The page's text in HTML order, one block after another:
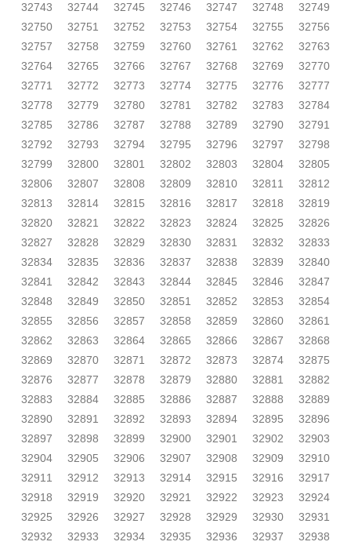
32743
32744 32745 32746 32747 32748
32749
32750
32751 32752 32753 32754 32755
32756
32757
32758 32759 32760 32761 32762
32763
32764
32765 32766 32767 32768 32769
32770
32771
32772 32773 32774 32775 32776
32777
32778
32779 32780 32781 32782 32783
32784
32785
32786 32787 32788 32789 32790
32791
32792
32793 32794 32795 32796 32797
32798
32799
32800 32801 32802 32803 32804
32805
32806
32807 32808 32809 32810 32811
32812
32813
32814 32815 32816 32817 32818
32819
32820
32821 32822 32823 32824 32825
32826
32827
32828 32829 32830 32831 32832
32833
32834
32835 32836 32837 32838 32839
32840
32841
32842 32843 32844 32845 32846
32847
32848
32849 32850 32851 32852 32853
32854
32855
32856 32857 32858 32859 32860
32861
32862
32863 32864 32865 32866 32867
32868
32869
32870 32871 32872 32873 32874
32875
32876
32877 32878 32879 32880 32881
32882
32883
32884 32885 32886 32887 32888
32889
32890
32891 32892 32893 32894 32895
32896
32897
32898 32899 32900 32901 32902
32903
32904
32905 32906 32907 32908 32909
32910
32911
32912 32913 32914 32915 32916
32917
32918
32919 32920 32921 32922 32923
32924
32925
32926 32927 32928 32929 32930
32931
32932
32933 32934 32935 32936 32937
32938